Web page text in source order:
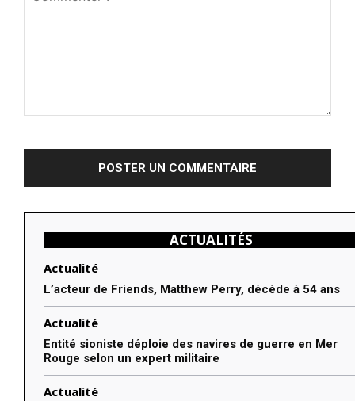
ACTUALITÉS
Actualité
L’acteur de Friends, Matthew Perry, décède à 54 ans
Actualité
Entité sioniste déploie des navires de guerre en Mer
Rouge selon un expert militaire
Actualité